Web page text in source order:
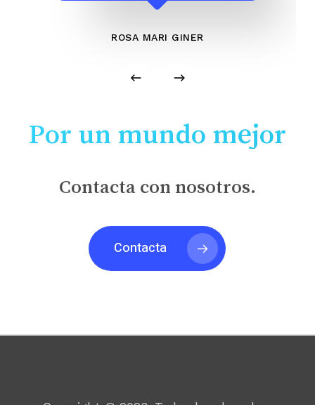
ROSA MARI GINER
Por un mundo mejor
Contacta con nosotros.
Contacta